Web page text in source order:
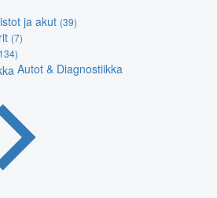
ja akut (39)
(7)
Autot & Diagnostiikka